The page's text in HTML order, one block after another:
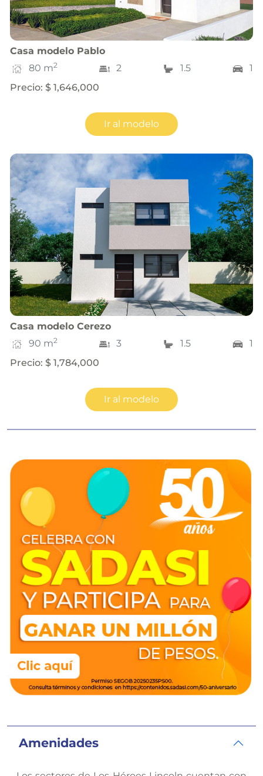
Casa modelo Pablo
80 m2 2 1.5
1
Precio: $ 1,646,000
Ir al modelo
Casa modelo Cerezo
90 m2 3 1.5
1
Precio: $ 1,784,000
Ir al modelo
Amenidades